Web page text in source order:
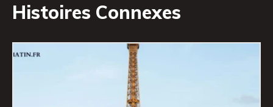
Histoires Connexes